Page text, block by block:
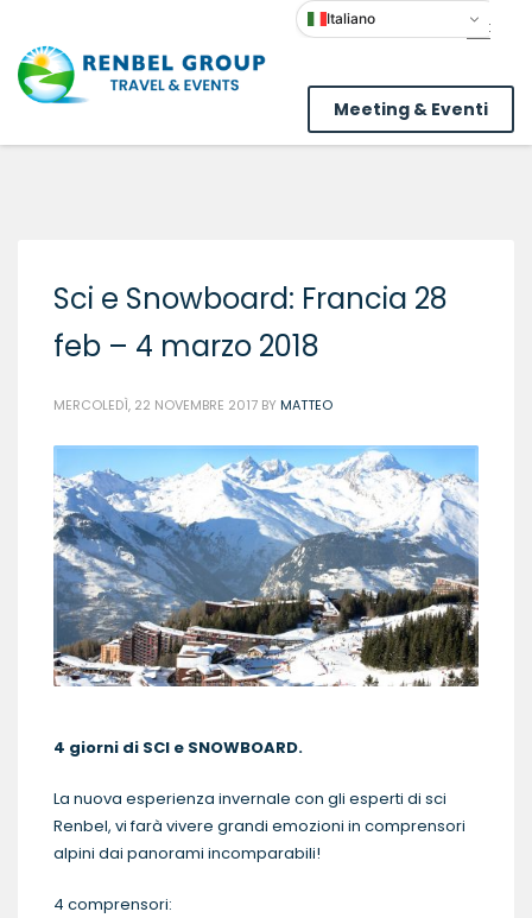
Meeting & Eventi
Sci e Snowboard: Francia 28
feb – 4 marzo 2018
MERCOLEDÌ, 22 NOVEMBRE 2017 BY MATTEO
4 giorni di SCI e SNOWBOARD.
La nuova esperienza invernale con gli esperti di sci
Renbel, vi farà vivere grandi emozioni in comprensori
alpini dai panorami incomparabili!
4 comprensori:
Italiano